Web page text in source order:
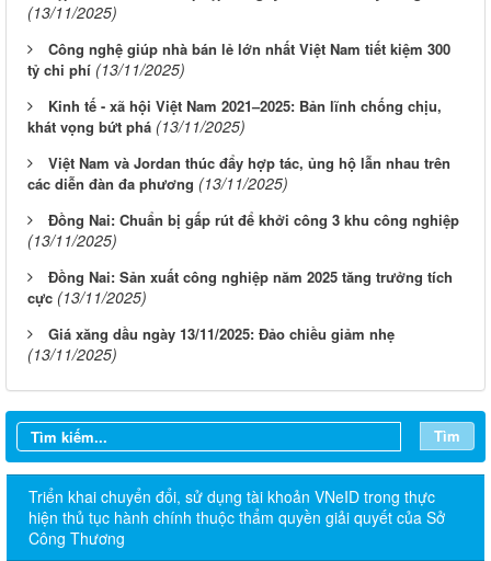
(13/11/2025)
Công nghệ giúp nhà bán lẻ lớn nhất Việt Nam tiết kiệm 300
tỷ chi phí (13/11/2025)
Kinh tế - xã hội Việt Nam 2021–2025: Bản lĩnh chống chịu,
khát vọng bứt phá (13/11/2025)
Việt Nam và Jordan thúc đẩy hợp tác, ủng hộ lẫn nhau trên
các diễn đàn đa phương (13/11/2025)
Đồng Nai: Chuẩn bị gấp rút để khởi công 3 khu công nghiệp
(13/11/2025)
Đồng Nai: Sản xuất công nghiệp năm 2025 tăng trưởng tích
cực (13/11/2025)
Giá xăng dầu ngày 13/11/2025: Đảo chiều giảm nhẹ
(13/11/2025)
Tìm
Triển khai chuyển đổi, sử dụng tài khoản VNeID trong thực
hiện thủ tục hành chính thuộc thẩm quyền giải quyết của Sở
Công Thương